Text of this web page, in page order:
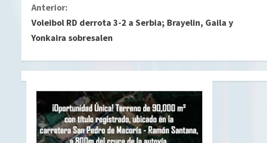
S
i
u
e
e
Anterior:
Voleibol RD derrota 3-2 a Serbia; Brayelin, Gaila y
Yonkaira sobresalen